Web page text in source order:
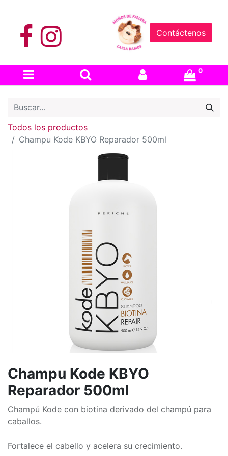
Contáctenos
0
Todos los productos
Champu Kode KBYO Reparador 500ml
Champu Kode KBYO
Reparador 500ml
Champú Kode con biotina derivado del champú para
caballos.
Fortalece el cabello y acelera su crecimiento.